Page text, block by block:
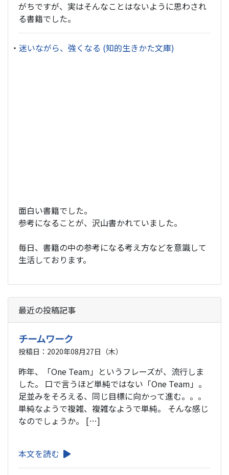
がちですが、実はそんなことはないように思わされ
る書籍でした。
・ 迷いながら、強くなる (知的生きかた文庫)
面白い書籍でした。
参考になることが、沢山書かれていました。
毎日、書籍の中の参考になる考え方などを意識して
生活しております。
最近の投稿記事
チームワーク
投稿日：2020年08月27日（木）
昨年、「One Team」というフレーズが、流行しま
した。 口で言うほど単純ではない「One Team」。
足並みをそろえる、同じ目標に向かって進む。。。
単純なようで複雑、複雑なようで単純。 そんな感じ
なのでしょうか。 […]
本文を読む